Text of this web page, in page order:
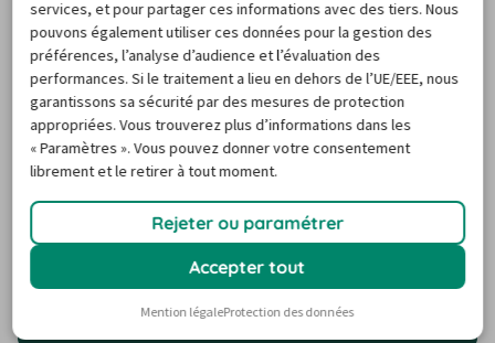
Destinations de voyage
populaires
Location voiture Corse
services, et pour partager ces informations avec des tiers. Nous
pouvons également utiliser ces données pour la gestion des
préférences, l’analyse d’audience et l’évaluation des
performances. Si le traitement a lieu en dehors de l’UE/EEE, nous
garantissons sa sécurité par des mesures de protection
appropriées. Vous trouverez plus d’informations dans les
« Paramètres ». Vous pouvez donner votre consentement
librement et le retirer à tout moment.
Rejeter ou paramétrer
Accepter tout
Mention légaleProtection des données